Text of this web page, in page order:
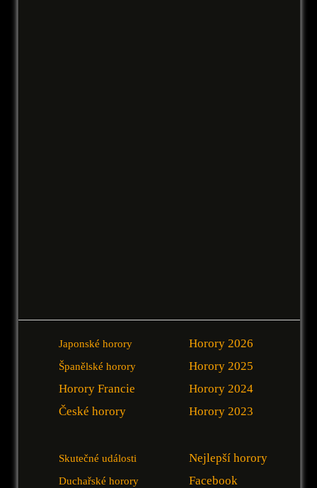
Japonské horory
Španělské horory
Horory Francie
České horory
Horory 2026
Horory 2025
Horory 2024
Horory 2023
Skutečné události
Duchařské horory
Nejlepší horory
Facebook